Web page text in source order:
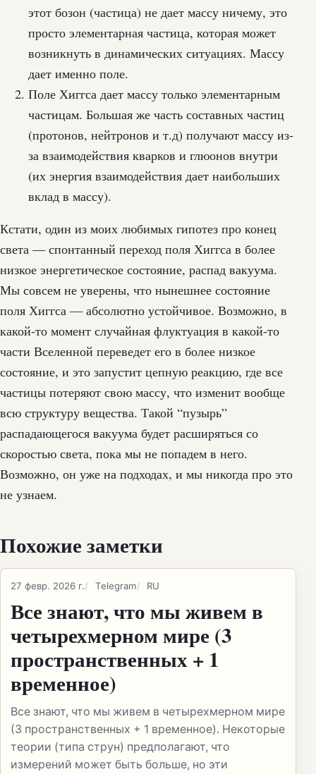
этот бозон (частица) не дает массу ничему, это
просто элементарная частица, которая может
возникнуть в динамических ситуациях. Массу
дает именно поле.
Поле Хиггса дает массу только элементарным
частицам. Большая же часть составных частиц
(протонов, нейтронов и т.д) получают массу из-
за взаимодействия кварков и глюонов внутри
(их энергия взаимодействия дает наибольших
вклад в массу).
Кстати, один из моих любимых гипотез про конец
света — спонтанный переход поля Хиггса в более
низкое энергетическое состояние, распад вакуума.
Мы совсем не уверены, что нынешнее состояние
поля Хиггса — абсолютно устойчивое. Возможно, в
какой-то момент случайная флуктуация в какой-то
части Вселенной переведет его в более низкое
состояние, и это запустит цепную реакцию, где все
частицы потеряют свою массу, что изменит вообще
всю структуру вещества. Такой “пузырь”
распадающегося вакуума будет расширяться со
скоростью света, пока мы не попадем в него.
Возможно, он уже на подходах, и мы никогда про это
не узнаем.
Похожие заметки
27 февр. 2026 г. Telegram RU
Все знают, что мы живем в
четырехмерном мире (3
пространственных + 1
временное)
Все знают, что мы живем в четырехмерном мире
(3 пространственных + 1 временное). Некоторые
теории (типа струн) предполагают, что
измерений может быть больше, но эти